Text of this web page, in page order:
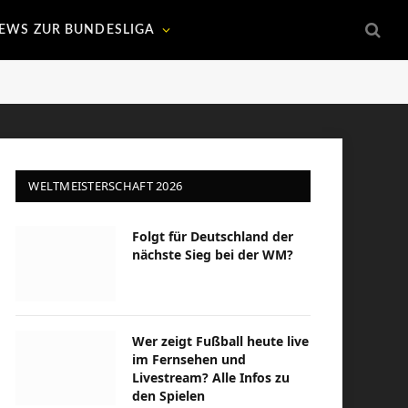
ZUR BUNDESLIGA
WELTMEISTERSCHAFT 2026
Folgt für Deutschland der
nächste Sieg bei der WM?
Wer zeigt Fußball heute live
im Fernsehen und
Livestream? Alle Infos zu
den Spielen